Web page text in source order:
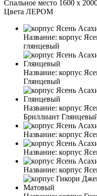
Спальное место 1600 x
Цвета ЛЕРОМ
Название: корпус
глянцевый
Название: корпус
Глянцевый
Название: корпус
Бриллиант
Название: корпус
Название: корпус
Название: корпус